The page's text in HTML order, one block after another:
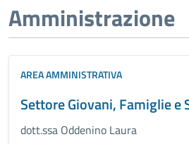
Amministrazione
AREA AMMINISTRATIVA
Settore Giovani, Famiglie e
dott.ssa Oddenino Laura